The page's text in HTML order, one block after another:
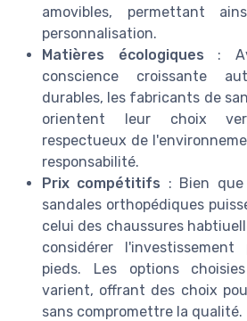
amovibles, permettant
personnalisation.
Matières écologiques :
conscience croissante
durables, les fabricants de
orientent leur choix
respectueux de
responsabilité.
Prix compétitifs : Bien
sandales orthopédiques
celui des chaussures
considérer
pieds. Les options
varient, offrant des choix
sans compromettre la qualité.